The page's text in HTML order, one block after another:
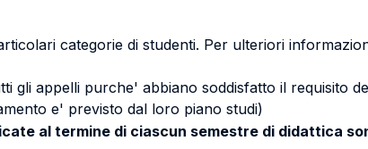
categorie di studenti. Per ulteriori
gli appelli purche' abbiano soddisfatto il requisito
e' previsto dal loro piano studi)
al termine di ciascun semestre di didattica